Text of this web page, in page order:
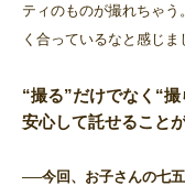
ティのものが撮れちゃ
く合っているなと感じま
“撮る”だけでなく“撮
安心して託せること
──今回、お子さんの七